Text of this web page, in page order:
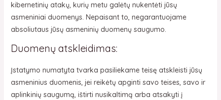
kibernetinių atakų, kurių metu galėtų nukentėti jūsų
asmeniniai duomenys. Nepaisant to, negarantuojame
absoliutaus jūsų asmeninių duomenų saugumo.
Duomenų atskleidimas:
Įstatymo numatyta tvarka pasiliekame teisę atskleisti jūsų
asmeninius duomenis, jei reikėtų apginti savo teises, savo ir
aplinkinių saugumą, ištirti nusikaltimą arba atsakyti į